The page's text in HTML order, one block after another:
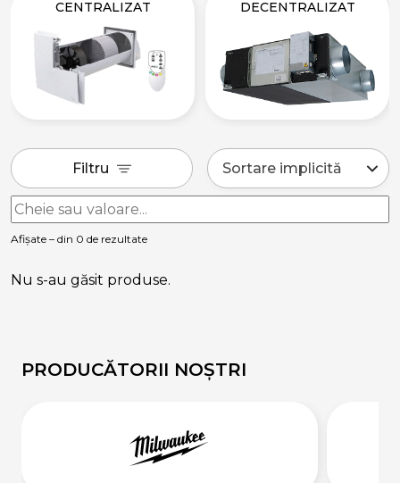
CENTRALIZAT DECENTRALIZAT
Afișate – din 0 de rezultate
Filtru
Nu s-au găsit produse.
PRODUCĂTORII NOȘTRI